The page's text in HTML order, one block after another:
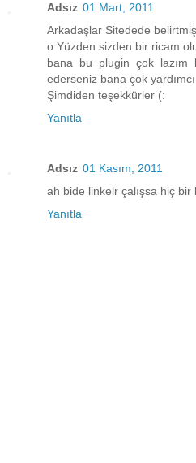
Adsız 01 Mart, 2011
Arkadaşlar Sitedede
o Yüzden sizden bir ricam
bana bu plugin çok lazım
ederseniz bana çok
Şimdiden teşekkürler (:
Yanıtla
Adsız 01 Kasım, 2011
ah bide linkelr çalışsa hiç bir
Yanıtla